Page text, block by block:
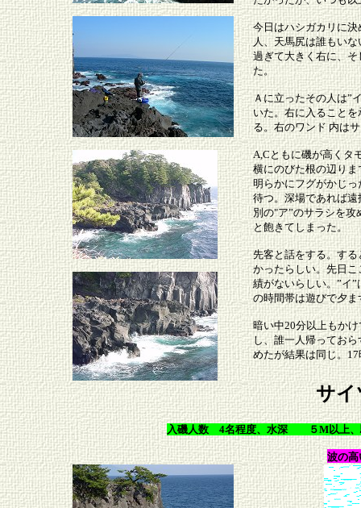
今日はハシガカリに
人、天馬尻は誰もい
過ぎて大きく右に、
た。
Ａに立ったその人は”
いた。右に入ること
る。右のワンド 内は
A,Cともに磯が高くタ
横にのびた根の辺り
明らかにフグがかじ
待つ。深場であれば
別の"ア”のサラシを
と飽きてしまった。
先客と話をする。す
かったらしい。先日
績がないらしい。”イ
の時間帯は遊びで夕
暗い中20分以上もか
し、誰一人帰ってお
めたが結果は同じ。
サイ
入磯人数 4名程度、水深 ５M以上、
波の高